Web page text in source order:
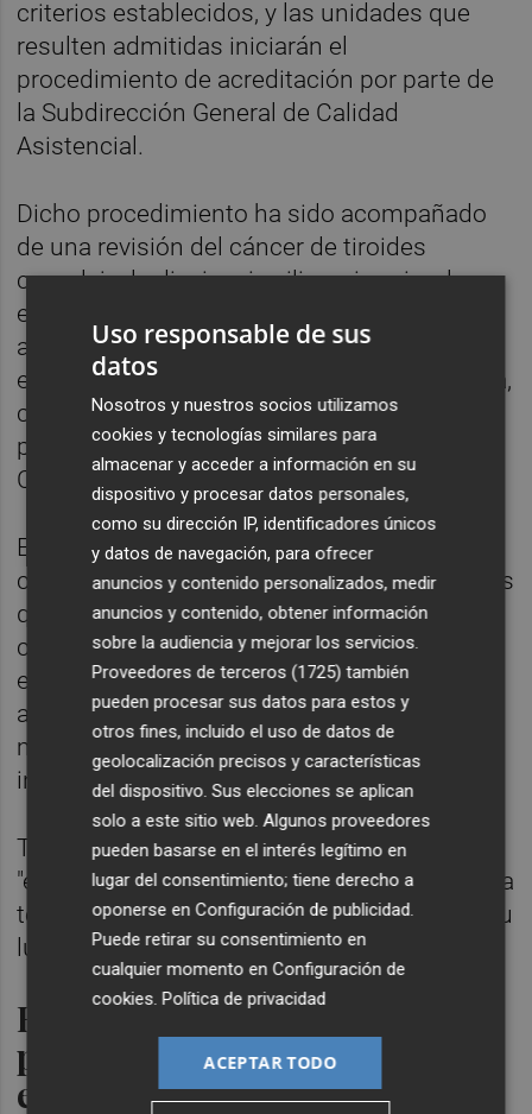
criterios establecidos, y las unidades que
resulten admitidas iniciarán el
procedimiento de acreditación por parte de
la Subdirección General de Calidad
Asistencial.
Dicho procedimiento ha sido acompañado
de una revisión del cáncer de tiroides
complejo, la discinesia ciliar primaria y la
enfermedad pulmonar intersticial difusa del
adulto, que serán objeto de atención
especializada en estos centros de referencia,
conforme a los criterios técnicos acordados
por los grupos de trabajo y validados por el
Comité de Designación de CSUR.
El acuerdo alcanzado entre Sanidad y las
comunidades también establece los criterios
que deben cumplir los futuros CSUR para
cada una de estas áreas clínicas, incluyendo
experiencia acreditada, volumen mínimo de
actividad, capacidad tecnológica, enfoque
multidisciplinar y programas de formación e
investigación, entre otros.
Todo ello buscar garantizar una atención
"especializada, homogénea y de calidad" para
toda la población, independientemente de su
lugar de residencia.
El SNS incorpora tres CSUR
para el transporte pediátrico
en ECMO
Uso responsable de sus
datos
Nosotros y nuestros socios utilizamos
cookies y tecnologías similares para
almacenar y acceder a información en su
dispositivo y procesar datos personales,
como su dirección IP, identificadores únicos
y datos de navegación, para ofrecer
anuncios y contenido personalizados, medir
anuncios y contenido, obtener información
sobre la audiencia y mejorar los servicios.
Proveedores de terceros (1725) también
pueden procesar sus datos para estos y
otros fines, incluido el uso de datos de
geolocalización precisos y características
del dispositivo. Sus elecciones se aplican
solo a este sitio web. Algunos proveedores
pueden basarse en el interés legítimo en
lugar del consentimiento; tiene derecho a
oponerse enConfiguración de publicidad
Puede retirar su consentimiento en
cualquier momento enConfiguración de
cookies .Política de privacidad
ACEPTAR TODO